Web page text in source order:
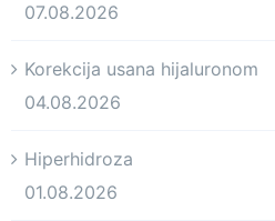
07.08.2026
Korekcija usana hijaluronom
04.08.2026
Hiperhidroza
01.08.2026